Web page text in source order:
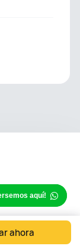
aquí!
ahora